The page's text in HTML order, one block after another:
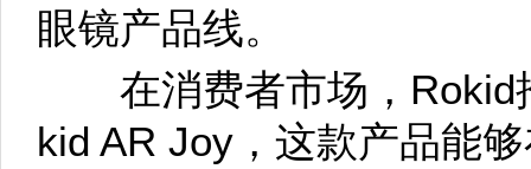
眼镜产品线。
在消费者市场，Rokid
kid AR Joy，这款产品能